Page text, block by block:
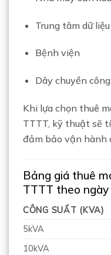
Trung tâm dữ liệu
Bệnh viện
Dây chuyền
Khi lựa chọn thuê
TTTT, kỹ thuật sẽ
đảm bảo vận hành
Bảng giá thuê
TTTT theo ngày
CÔNG SUẤT (KVA)
5kVA
10kVA